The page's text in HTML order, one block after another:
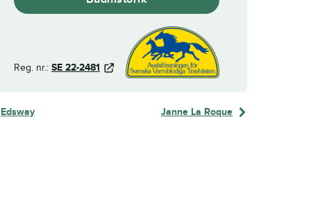
Reg. nr.: SE 22-2481
Edsway Janne La Roque